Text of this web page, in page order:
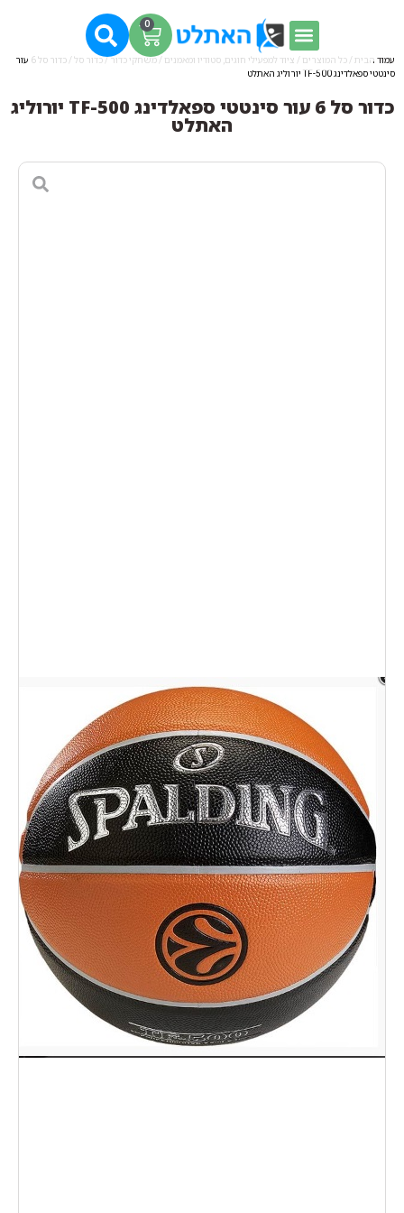
0
עמוד הבית / כל המוצרים / ציוד למפעילי חוגים, סטודיו ומאמנים / משחקי כדור/כדור סל
/ כדור סל 6 עור
סינטטי ספאלדינג TF-500 יורוליג האתלט
כדור סל 6 עור סינטטי ספאלדינג TF-500 יורוליג
האתלט